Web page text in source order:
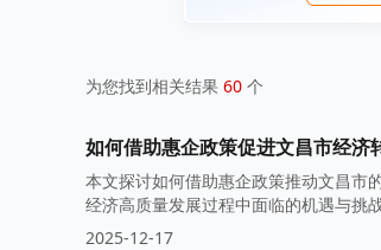
为您找到相关结果 60 个
如何借助惠企政策促进文昌市经济
本文探讨如何借助惠企政策推动文昌市
经济高质量发展过程中面临的机遇与挑
2025-12-17